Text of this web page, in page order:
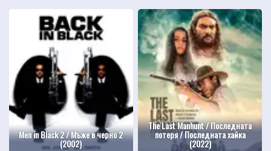
Men in Black 2 / Мъже в черно 2
(2002)
The Last Manhunt / Последната
потеря / Последната хайка
(2022)